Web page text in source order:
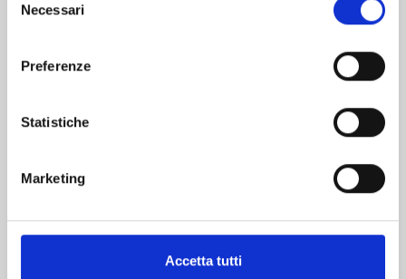
delNecessari
Preferenze
Statistiche
Marketing
Accetta tutti
Mostra tutto